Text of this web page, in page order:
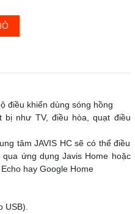
điều khiển dùng sóng hồng
bị như TV, điều hòa, quạt điều
tâm JAVIS HC sẽ có thể điều
ứng dụng Javis Home hoặc
hay Google Home
USB).